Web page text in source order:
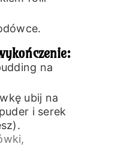
na
ubij na
i serek